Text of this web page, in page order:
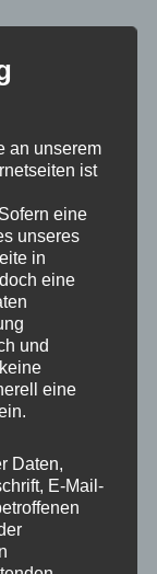
Noah
an unserem
ist
eine
unseres
in
eine
und
eine
Daten,
E-Mail-